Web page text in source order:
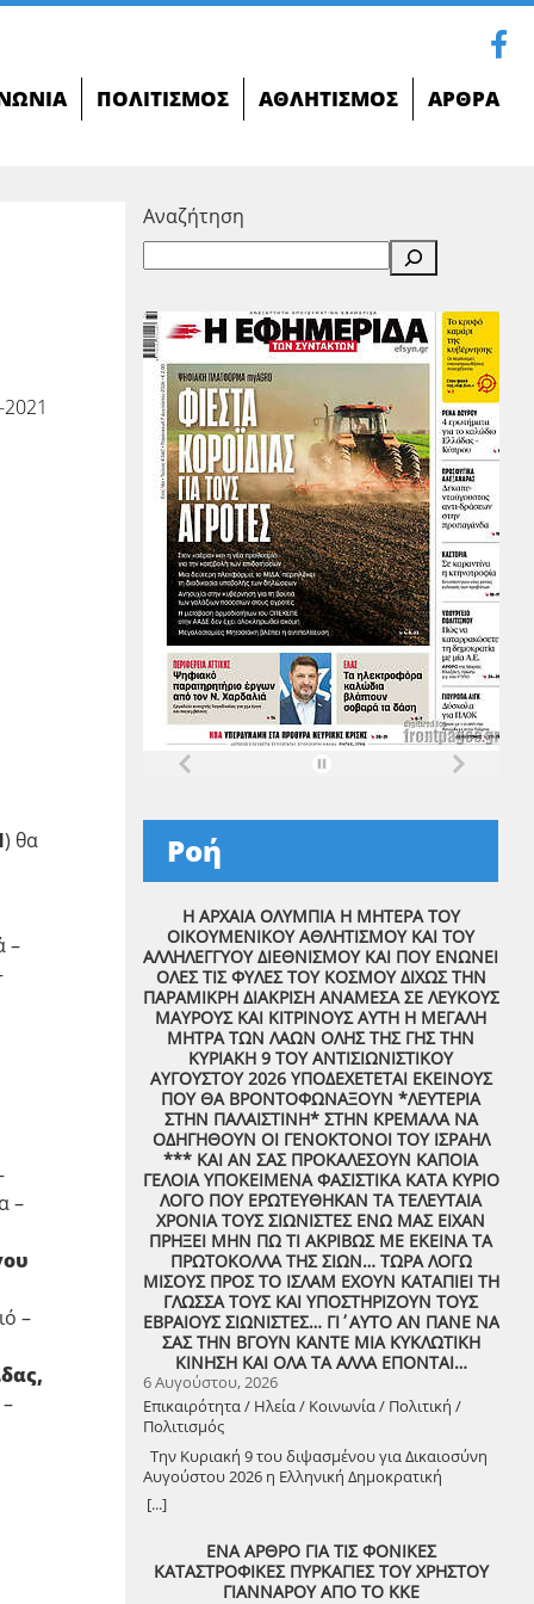
ΠΟΛΙΤΙΣΜΌΣ ΑΘΛΗΤΙΣΜΌΣ ΆΡΘΡΑ
) θα
–
–
–
Αναζήτηση
Ροή
Η ΑΡΧΑΙΑ ΟΛΥΜΠΙΑ Η ΜΗΤΕΡΑ ΤΟΥ
ΟΙΚΟΥΜΕΝΙΚΟΥ ΑΘΛΗΤΙΣΜΟΥ ΚΑΙ ΤΟΥ
ΑΛΛΗΛΕΓΓΥΟΥ ΔΙΕΘΝΙΣΜΟΥ ΚΑΙ ΠΟΥ ΕΝΩΝΕΙ
ΟΛΕΣ ΤΙΣ ΦΥΛΕΣ ΤΟΥ ΚΟΣΜΟΥ ΔΙΧΩΣ ΤΗΝ
ΠΑΡΑΜΙΚΡΗ ΔΙΑΚΡΙΣΗ ΑΝΑΜΕΣΑ ΣΕ ΛΕΥΚΟΥΣ
ΜΑΥΡΟΥΣ ΚΑΙ ΚΙΤΡΙΝΟΥΣ ΑΥΤΗ Η ΜΕΓΑΛΗ
ΜΗΤΡΑ ΤΩΝ ΛΑΩΝ ΟΛΗΣ ΤΗΣ ΓΗΣ ΤΗΝ
ΚΥΡΙΑΚΗ 9 ΤΟΥ ΑΝΤΙΣΙΩΝΙΣΤΙΚΟΥ
ΑΥΓΟΥΣΤΟΥ 2026 ΥΠΟΔΕΧΕΤΕΤΑΙ ΕΚΕΙΝΟΥΣ
ΠΟΥ ΘΑ ΒΡΟΝΤΟΦΩΝΑΞΟΥΝ *ΛΕΥΤΕΡΙΑ
ΣΤΗΝ ΠΑΛΑΙΣΤΙΝΗ* ΣΤΗΝ ΚΡΕΜΑΛΑ ΝΑ
ΟΔΗΓΗΘΟΥΝ ΟΙ ΓΕΝΟΚΤΟΝΟΙ ΤΟΥ ΙΣΡΑΗΛ
*** ΚΑΙ ΑΝ ΣΑΣ ΠΡΟΚΑΛΕΣΟΥΝ ΚΑΠΟΙΑ
ΓΕΛΟΙΑ ΥΠΟΚΕΙΜΕΝΑ ΦΑΣΙΣΤΙΚΑ ΚΑΤΑ ΚΥΡΙΟ
ΛΟΓΟ ΠΟΥ ΕΡΩΤΕΥΘΗΚΑΝ ΤΑ ΤΕΛΕΥΤΑΙΑ
ΧΡΟΝΙΑ ΤΟΥΣ ΣΙΩΝΙΣΤΕΣ ΕΝΩ ΜΑΣ ΕΙΧΑΝ
ΠΡΗΞΕΙ ΜΗΝ ΠΩ ΤΙ ΑΚΡΙΒΩΣ ΜΕ ΕΚΕΙΝΑ ΤΑ
ΠΡΩΤΟΚΟΛΛΑ ΤΗΣ ΣΙΩΝ… ΤΩΡΑ ΛΟΓΩ
ΜΙΣΟΥΣ ΠΡΟΣ ΤΟ ΙΣΛΑΜ ΕΧΟΥΝ ΚΑΤΑΠΙΕΙ ΤΗ
ΓΛΩΣΣΑ ΤΟΥΣ ΚΑΙ ΥΠΟΣΤΗΡΙΖΟΥΝ ΤΟΥΣ
ΕΒΡΑΙΟΥΣ ΣΙΩΝΙΣΤΕΣ… ΓΙ΄ΑΥΤΟ ΑΝ ΠΑΝΕ ΝΑ
ΣΑΣ ΤΗΝ ΒΓΟΥΝ ΚΑΝΤΕ ΜΙΑ ΚΥΚΛΩΤΙΚΗ
ΚΙΝΗΣΗ ΚΑΙ ΟΛΑ ΤΑ ΑΛΛΑ ΕΠΟΝΤΑΙ…
6 Αυγούστου, 2026
Επικαιρότητα / Ηλεία / Κοινωνία / Πολιτική /
Πολιτισμός
Την Κυριακή 9 του διψασμένου για Δικαιοσύνη
Αυγούστου 2026 η Ελληνική Δημοκρατική
Αντιεξουσιαστική Καρδιά χτυπά μαζί με ΟΛΟΥΣ
τους Συναγωνιστές για την Παλαιστίνη μέρα
[...]
ΕΝΑ ΑΡΘΡΟ ΓΙΑ ΤΙΣ ΦΟΝΙΚΕΣ
ΚΑΤΑΣΤΡΟΦΙΚΕΣ ΠΥΡΚΑΓΙΕΣ ΤΟΥ ΧΡΗΣΤΟΥ
ΓΙΑΝΝΑΡΟΥ ΑΠΟ ΤΟ ΚΚΕ